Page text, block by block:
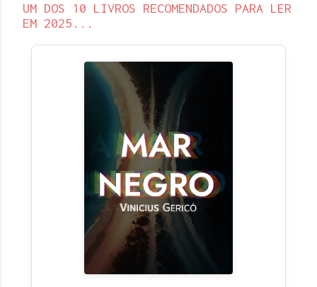
UM DOS 10 LIVROS RECOMENDADOS PARA LER
EM 2025...